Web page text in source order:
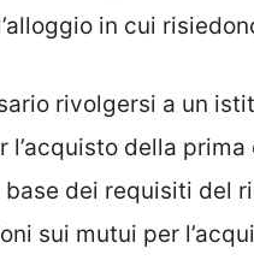
in cui
rivolgersi a un
della prima
dei requisiti del
sui mutui per